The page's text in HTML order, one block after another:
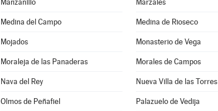
Manzanillo Marzales
Medina del Campo Medina de Rioseco
Mojados Monasterio de Vega
Moraleja de las Panaderas Morales de Campos
Nava del Rey Nueva Villa de las Torres
Olmos de Peñafiel Palazuelo de Vedija